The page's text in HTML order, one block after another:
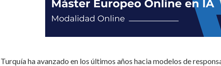
Turquía ha avanzado en los últimos años hacia modelos de